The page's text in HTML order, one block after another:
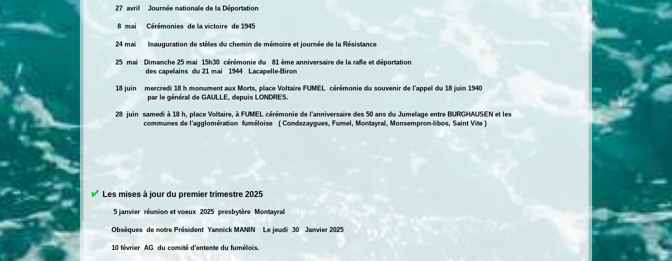
27 avril Journée nationale de la Déportation
8 mai Cérémonies de la victoire de 1945
24 mai Inauguration de stèles du chemin de mémoire et journée de la Résistance
25 mai Dimanche 25 mai 15h30 cérémonie du 81 ème anniversaire de la rafle et déportation
des capelains du 21 mai 1944 Lacapelle-Biron
18 juin mercredi 18 h monument aux Morts, place Voltaire FUMEL cérémonie du souvenir de l'appel du 18 juin 1940
par le général de GAULLE, depuis LONDRES.
28 juin samedi à 18 h, place Voltaire, à FUMEL cérémonie de l'anniversaire des 50 ans du Jumelage entre BURGHAUSEN et les
communes de l'agglomération fuméloise ( Condezaygues, Fumel, Montayral, Monsempron-libos, Saint Vite )
Les mises à jour du premier trimestre 2025
5 janvier réunion et voeux 2025 presbytère Montayral
Obsèques de notre Président Yannick MANIN Le jeudi 30 Janvier 2025
10 février AG du comité d'entente du fumélois.